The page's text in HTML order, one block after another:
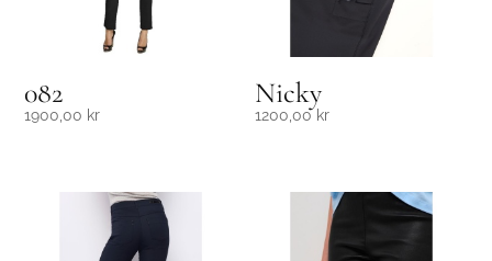
082
1900,00 kr
Nicky
1200,00 kr